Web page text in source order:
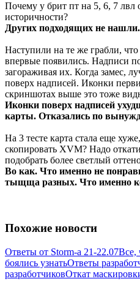
Почему у брит пт на 5, 6, 7 лвл
историчности?
Других подходящих не нашли.
Наступили на те же грабли,
впервые появились. Надписи
загораживая их. Когда замес,
поверх надписей. Иконки
скриншотах выше это тоже
Иконки поверх надписей
карты. Отказались по
На 3 тесте карта стала еще
скопировать XVM? Надо
подобрать более светлый
Во как. Что именно не
тыщща разных. Что именно
Похожие новости
Ответы от Storm-a 21-22.07Все,
боялись узнатьОтветы
разработчиковОткат